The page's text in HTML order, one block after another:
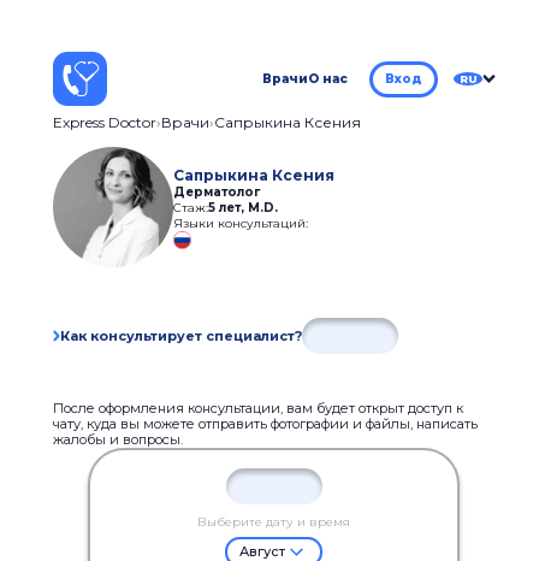
ВрачиО нас Вход RU
Express Doctor Врачи Сапрыкина Ксения
Сапрыкина Ксения
Дерматолог
Стаж:5 лет, M.D.
Языки консультаций:
Как консультирует специалист?
После оформления консультации, вам будет открыт доступ к
чату, куда вы можете отправить фотографии и файлы, написать
жалобы и вопросы.
Выберите дату и время
Август